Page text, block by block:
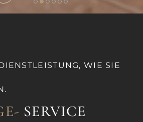
WIE SIE
SERVICE